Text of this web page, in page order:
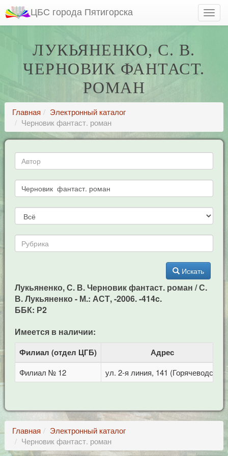
ЦБС города Пятигорска
ЛУКЬЯНЕНКО, С. В.
ЧЕРНОВИК ФАНТАСТ.
РОМАН
Главная
Электронный каталог
Черновик фантаст. роман
Искать
Лукьяненко, С. В. Черновик фантаст. роман / С.
В. Лукьяненко - М.: АСТ, -2006. -414c.
ББК: Р2
Имеется в наличии:
Филиал (отдел ЦГБ) Адрес
Филиал № 12 ул. 2-я линия, 141 (Горячеводск)
Главная
Электронный каталог
Черновик фантаст. роман